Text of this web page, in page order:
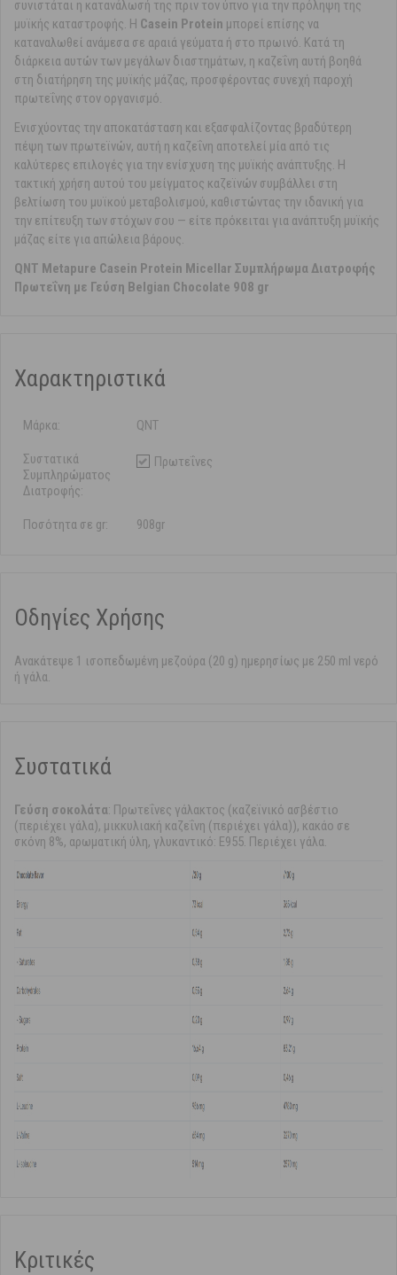
συνιστάται η κατανάλωσή της πριν τον ύπνο για την πρόληψη της
μυϊκής καταστροφής. Η Casein Protein μπορεί επίσης να
καταναλωθεί ανάμεσα σε αραιά γεύματα ή στο πρωινό. Κατά τη
διάρκεια αυτών των μεγάλων διαστημάτων, η καζεΐνη αυτή βοηθά
στη διατήρηση της μυϊκής μάζας, προσφέροντας συνεχή παροχή
πρωτεΐνης στον οργανισμό.
Ενισχύοντας την αποκατάσταση και εξασφαλίζοντας βραδύτερη
πέψη των πρωτεϊνών, αυτή η καζεΐνη αποτελεί μία από τις
καλύτερες επιλογές για την ενίσχυση της μυϊκής ανάπτυξης. Η
τακτική χρήση αυτού του μείγματος καζεϊνών συμβάλλει στη
βελτίωση του μυϊκού μεταβολισμού, καθιστώντας την ιδανική για
την επίτευξη των στόχων σου — είτε πρόκειται για ανάπτυξη μυϊκής
μάζας είτε για απώλεια βάρους.
QNT Metapure Casein Protein Micellar Συμπλήρωμα Διατροφής
Πρωτεΐνη με Γεύση Belgian Chocolate 908 gr
Χαρακτηριστικά
Μάρκα: QNT
Συστατικά
Συμπληρώματος
Διατροφής:
Πρωτεΐνες
Ποσότητα σε gr: 908gr
Οδηγίες Χρήσης
Ανακάτεψε 1 ισοπεδωμένη μεζούρα (20 g) ημερησίως με 250 ml νερό
ή γάλα.
Συστατικά
Γεύση σοκολάτα: Πρωτεΐνες γάλακτος (καζεϊνικό ασβέστιο
(περιέχει γάλα), μικκυλιακή καζεΐνη (περιέχει γάλα)), κακάο σε
σκόνη 8%, αρωματική ύλη, γλυκαντικό: Ε955. Περιέχει γάλα.
Κριτικές